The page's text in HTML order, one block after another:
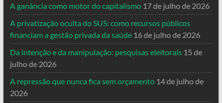
A ganância como motor do capitalismo 17 de julho de 2026
A privatização oculta do SUS: como recursos públicos
financiam a gestão privada da saúde 16 de julho de 2026
Da intenção e da manipulação: pesquisas eleitorais 15 de
julho de 2026
A repressão que nunca fica sem orçamento 14 de julho de
2026